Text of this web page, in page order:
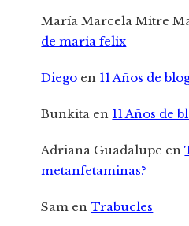
María Marcela Mitre
de maria felix
Diego en 11 Años de
Bunkita en 11 Años de
Adriana Guadalupe en
metanfetaminas?
Sam enTrabucles